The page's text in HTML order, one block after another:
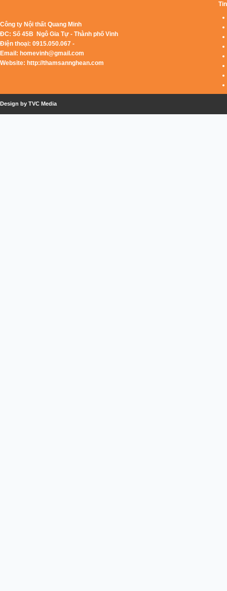
Công ty Nội thất Quang Minh
ĐC: Số 45B Ngô Gia Tự - Thành phố Vinh
Điện thoại: 0915.050.067 -
Email: homevinh@gmail.com
Website: http://thamsannghean.com
Design by TVC Media